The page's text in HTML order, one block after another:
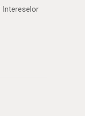
Intereselor